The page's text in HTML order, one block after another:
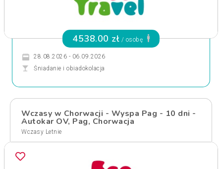
4538.00 zł / osobę
28.08.2026 - 06.09.2026
Śniadanie i obiadokolacja
Wczasy w Chorwacji - Wyspa Pag - 10 dni -
Autokar OV, Pag, Chorwacja
Wczasy Letnie